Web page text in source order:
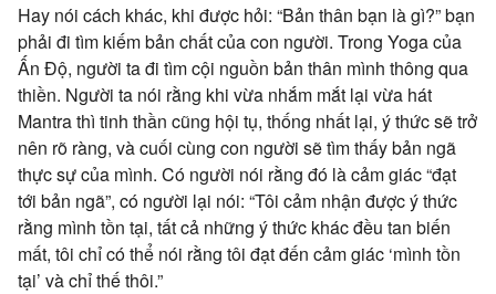
Hay nói cách khác, khi được hỏi: “Bản thân bạn là gì?” bạn
phải đi tìm kiếm bản chất của con người. Trong Yoga của
Ấn Độ, người ta đi tìm cội nguồn bản thân mình thông qua
thiền. Người ta nói rằng khi vừa nhắm mắt lại vừa hát
Mantra thì tinh thần cũng hội tụ, thống nhất lại, ý thức sẽ trở
nên rõ ràng, và cuối cùng con người sẽ tìm thấy bản ngã
thực sự của mình. Có người nói rằng đó là cảm giác “đạt
tới bản ngã”, có người lại nói: “Tôi cảm nhận được ý thức
rằng mình tồn tại, tất cả những ý thức khác đều tan biến
mất, tôi chỉ có thể nói rằng tôi đạt đến cảm giác ‘mình tồn
tại’ và chỉ thế thôi.”